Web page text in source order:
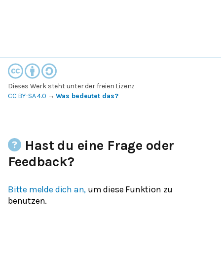
Dieses Werk steht unter der freien Lizenz
CC BY-SA 4.0 →Was bedeutet das?
Hast du eine Frage oder
Feedback?
Bitte melde dich an, um diese Funktion zu
benutzen.